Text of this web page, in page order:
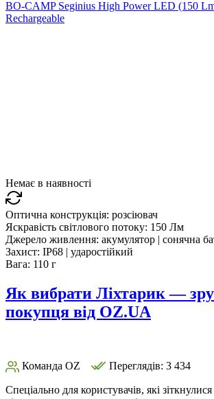
BO-CAMP Seginius High Power LED (150
Rechargeable
Немає в наявності
Оптична конструкція: розсіювач
Яскравість світлового потоку: 150 Лм
Джерело живлення: акумулятор | сонячна
Захист: IP68 | ударостійкий
Вага: 110 г
Як вибрати Ліхтарик —
покупця від OZ.UA
Команда OZ Переглядів: 3 434
Спеціально для користувачів, які